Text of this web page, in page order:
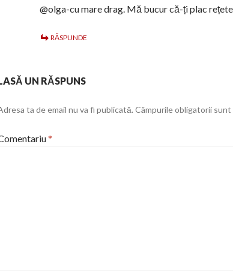
@olga-cu mare drag. Mă bucur că-ți plac
RĂSPUNDE
UN RĂSPUNS
ta de email nu va fi publicată. Câmpurile obligatorii
*